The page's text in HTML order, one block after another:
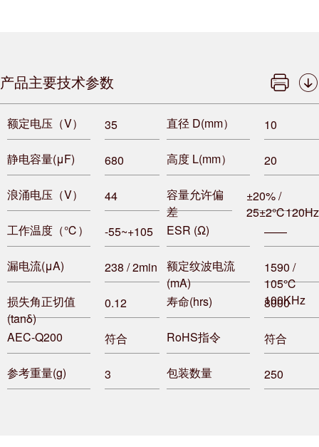
产品主要技术参数
额定电压（V） 35 直径 D(mm） 10
静电容量(μF) 680 高度 L(mm） 20
浪涌电压（V） 44
容量允许偏
差
±20% /
25±2℃120Hz
工作温度（℃）
-55~+105 ESR (Ω) ——
漏电流(μA) 238 / 2min
额定纹波电流
(mA)
1590 /
105℃
100KHz
损失角正切值
(tanδ)
0.12 寿命(hrs) 8000
AEC-Q200 符合 RoHS指令 符合
参考重量(g) 3 包装数量 250